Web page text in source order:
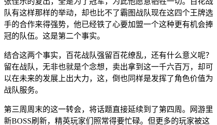
队有这样那样的举动，却也比不了霸图战队现在这四个王牌选
手的合作来得强势，他已经铁了心要加盟一个这种更有机会捧
冠的队伍。这是第二个事实。
结合这两个事实，百花战队强留百花缭乱，还有什么意义呢？
留在战队，无非也就是个念想，卖出拿到这一千六百万，却可
以在未来的发展上出大力，这，倒也同样是发挥了角色价值为
战队服务。
第三周周末的这一转会，将话题直接延续到了第四周。网游里
新BOSS刷新，精英玩家们照常得要忙碌。但更多的玩家被这